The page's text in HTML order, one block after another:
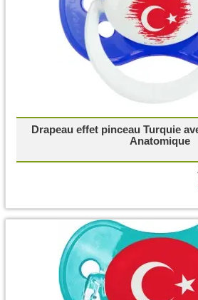
Drapeau effet pinceau Turquie
Anatomique